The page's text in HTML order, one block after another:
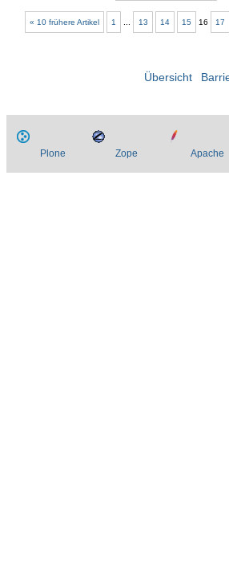
« 10 frühere Artikel 1 13 14 15 16 17
Übersicht
Plone Zope Apache